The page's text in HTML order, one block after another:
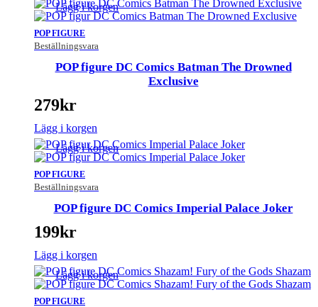
POP FIGURE
Beställningsvara
Lägg i korgen
POP figure DC Comics Batman The Drowned
Exclusive
279kr
Lägg i korgen
POP FIGURE
Beställningsvara
Lägg i korgen
POP figure DC Comics Imperial Palace Joker
199kr
Lägg i korgen
POP FIGURE
Lägg i korgen